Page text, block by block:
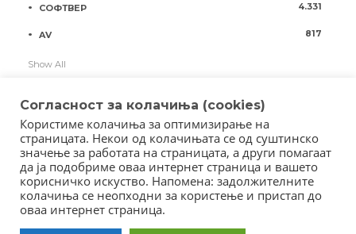
СОФТВЕР 4.331
AV 817
Show All
Согласност за колачиња (cookies)
Користиме колачиња за оптимизирање на
страницата. Некои од колачињата се од суштинско
значење за работата на страницата, а други помагаат
да ја подобриме оваа интернет страница и вашето
корисничко искуство. Напомена: задолжителните
колачиња се неопходни за користење и пристап до
оваа интернет страница.